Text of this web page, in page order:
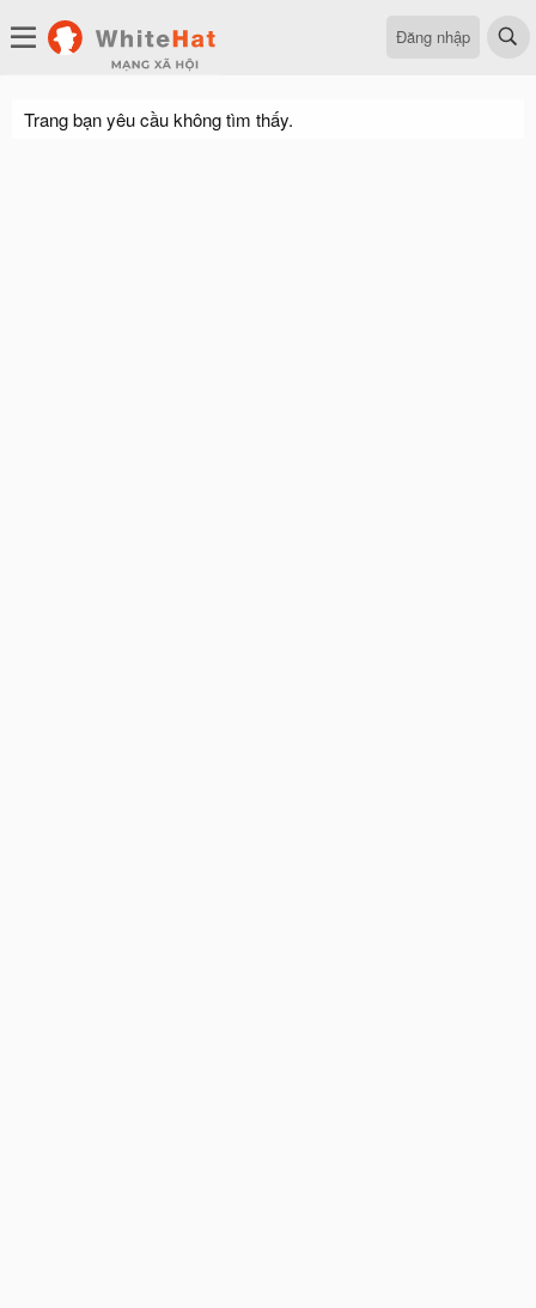
Đăng nhập
Trang bạn yêu cầu không tìm thấy.